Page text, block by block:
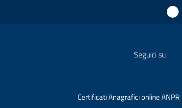
Seguici su
Certificati Anagrafici online ANPR